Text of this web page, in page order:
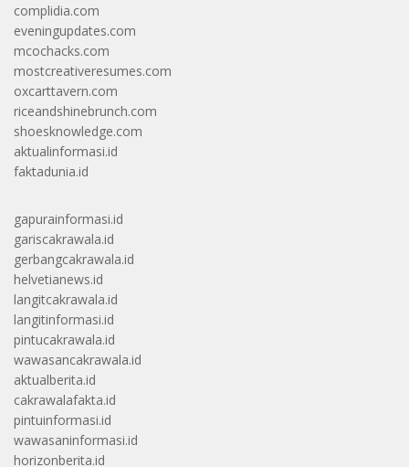
complidia.com
eveningupdates.com
mcochacks.com
mostcreativeresumes.com
oxcarttavern.com
riceandshinebrunch.com
shoesknowledge.com
aktualinformasi.id
faktadunia.id
gapurainformasi.id
gariscakrawala.id
gerbangcakrawala.id
helvetianews.id
langitcakrawala.id
langitinformasi.id
pintucakrawala.id
wawasancakrawala.id
aktualberita.id
cakrawalafakta.id
pintuinformasi.id
wawasaninformasi.id
horizonberita.id